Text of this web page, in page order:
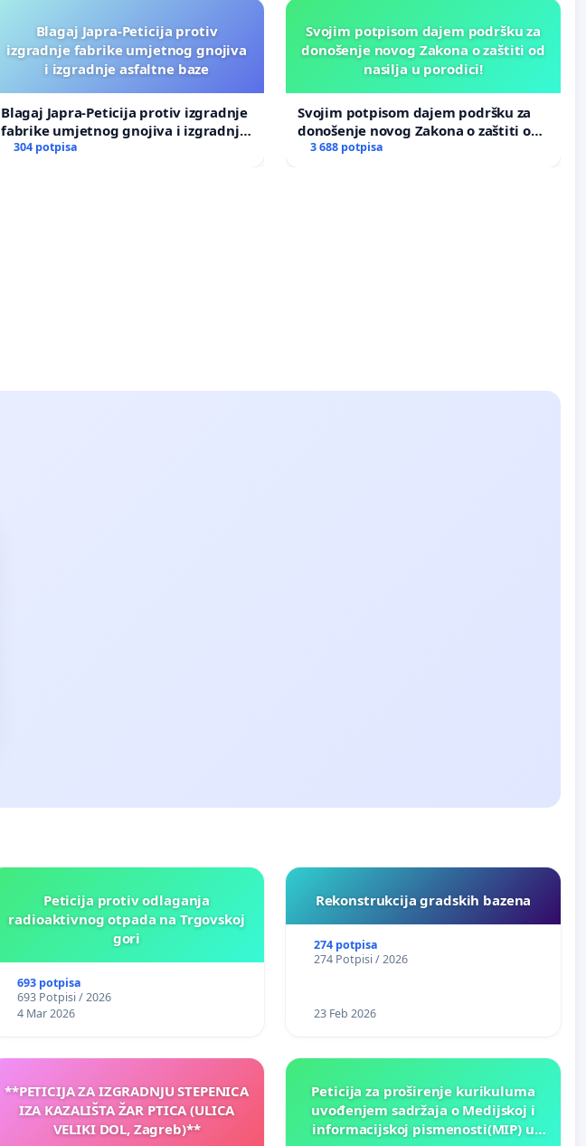
Blagaj Japra-Peticija protiv
izgradnje fabrike umjetnog gnojiva
i izgradnje asfaltne baze
Blagaj Japra-Peticija protiv izgradnje
fabrike umjetnog gnojiva i izgradnje
asfaltne baze
304 potpisa
Svojim potpisom dajem podršku za
donošenje novog Zakona o zaštiti od
nasilja u porodici!
Svojim potpisom dajem podršku za
donošenje novog Zakona o zaštiti od
nasilja u porodici!
3 688 potpisa
Peticija protiv odlaganja
radioaktivnog otpada na Trgovskoj
gori
693 potpisa
693 Potpisi / 2026
4 Mar 2026
Rekonstrukcija gradskih bazena
274 potpisa
274 Potpisi / 2026
23 Feb 2026
**PETICIJA ZA IZGRADNJU STEPENICA
IZA KAZALIŠTA ŽAR PTICA (ULICA
VELIKI DOL, Zagreb)**
Peticija za proširenje kurikuluma
uvođenjem sadržaja o Medijskoj i
informacijskoj pismenosti(MIP) u